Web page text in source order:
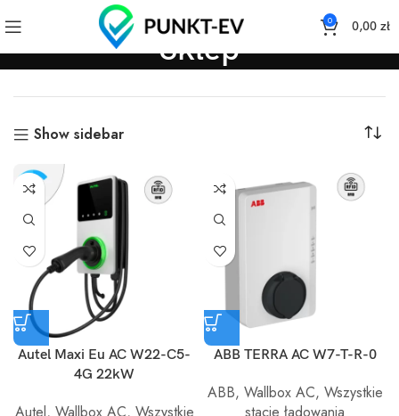
0 0,00 zł
Sklep
Show sidebar
Autel Maxi Eu AC W22-C5-
4G 22kW
ABB TERRA AC W7-T-R-0
ABB, Wallbox AC, Wszystkie